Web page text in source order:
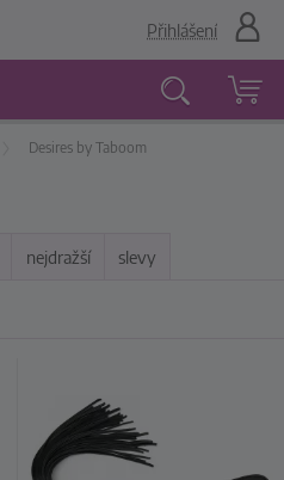
Přihlášení
Desires by Taboom
nejdražší slevy